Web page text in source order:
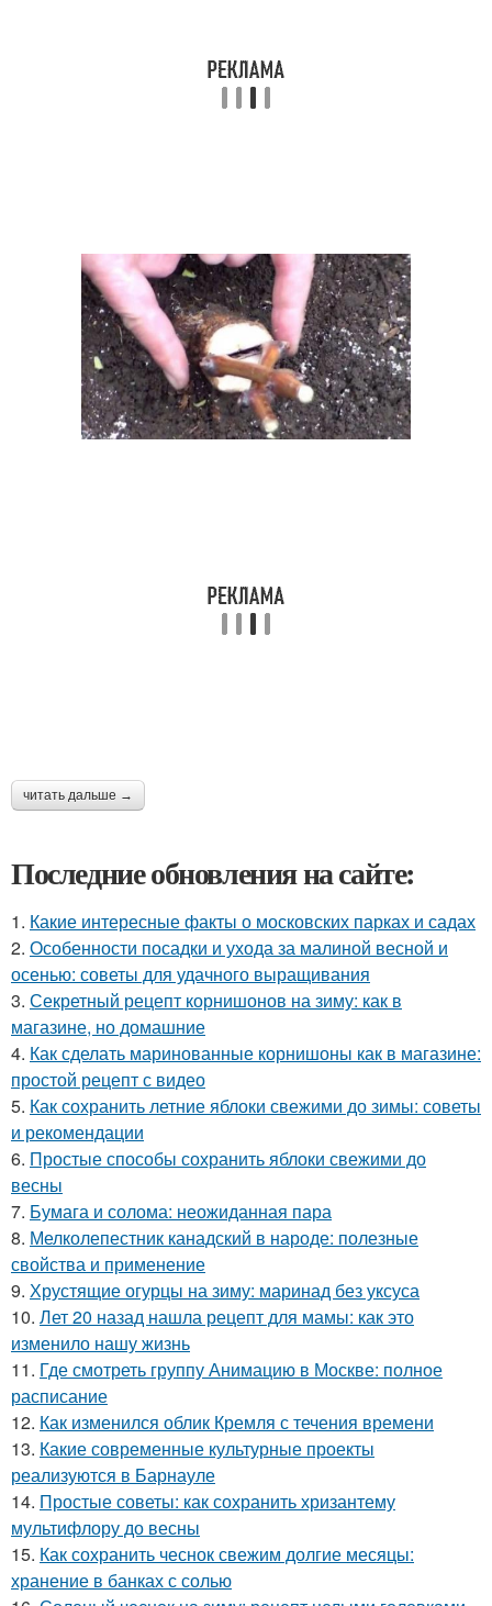
читать дальше →
Последние обновления на сайте:
1. Какие интересные факты о московских парках и садах
2. Особенности посадки и ухода за малиной весной и
осенью: советы для удачного выращивания
3. Секретный рецепт корнишонов на зиму: как в
магазине, но домашние
4. Как сделать маринованные корнишоны как в магазине:
простой рецепт с видео
5. Как сохранить летние яблоки свежими до зимы: советы
и рекомендации
6. Простые способы сохранить яблоки свежими до
весны
7. Бумага и солома: неожиданная пара
8. Мелколепестник канадский в народе: полезные
свойства и применение
9. Хрустящие огурцы на зиму: маринад без уксуса
10. Лет 20 назад нашла рецепт для мамы: как это
изменило нашу жизнь
11. Где смотреть группу Анимацию в Москве: полное
расписание
12. Как изменился облик Кремля с течения времени
13. Какие современные культурные проекты
реализуются в Барнауле
14. Простые советы: как сохранить хризантему
мультифлору до весны
15. Как сохранить чеснок свежим долгие месяцы:
хранение в банках с солью